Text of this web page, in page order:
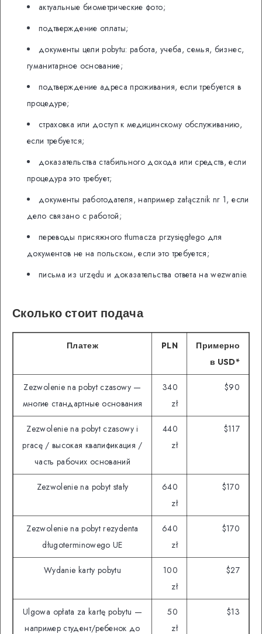
актуальные биометрические фото;
подтверждение оплаты;
документы цели pobytu: работа, учеба, семья, бизнес,
гуманитарное основание;
подтверждение адреса проживания, если требуется в
процедуре;
страховка или доступ к медицинскому обслуживанию,
если требуется;
доказательства стабильного дохода или средств, если
процедура это требует;
документы работодателя, например załącznik nr 1, если
дело связано с работой;
переводы присяжного tłumacza przysięgłego для
документов не на польском, если это требуется;
письма из urzędu и доказательства ответа на wezwanie.
Сколько стоит подача
Платеж PLN
Примерно
в USD*
Zezwolenie na pobyt czasowy —
многие стандартные основания
340
zł
$90
Zezwolenie na pobyt czasowy i
pracę / высокая квалификация /
часть рабочих оснований
440
zł
$117
Zezwolenie na pobyt stały
640
zł
$170
Zezwolenie na pobyt rezydenta
długoterminowego UE
640
zł
$170
Wydanie karty pobytu
100
zł
$27
Ulgowa opłata za kartę pobytu —
например студент/ребенок до
50
zł
$13